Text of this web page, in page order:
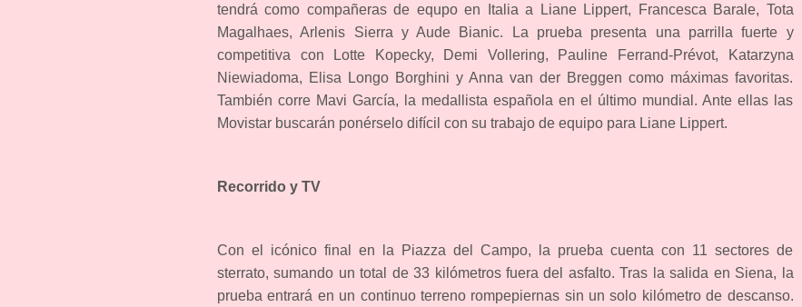
tendrá como compañeras de equpo en Italia a Liane Lippert, Francesca Barale, Tota
Magalhaes, Arlenis Sierra y Aude Bianic. La prueba presenta una parrilla fuerte y
competitiva con Lotte Kopecky, Demi Vollering, Pauline Ferrand-Prévot, Katarzyna
Niewiadoma, Elisa Longo Borghini y Anna van der Breggen como máximas favoritas.
También corre Mavi García, la medallista española en el último mundial. Ante ellas las
Movistar buscarán ponérselo difícil con su trabajo de equipo para Liane Lippert.
Recorrido y TV
Con el icónico final en la Piazza del Campo, la prueba cuenta con 11 sectores de
sterrato, sumando un total de 33 kilómetros fuera del asfalto. Tras la salida en Siena, la
prueba entrará en un continuo terreno rompepiernas sin un solo kilómetro de descanso.